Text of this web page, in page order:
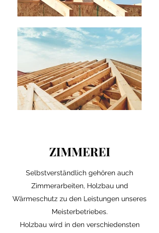
ZIMMEREI
Selbstverständlich gehören auch
Zimmerarbeiten, Holzbau und
Wärmeschutz zu den Leistungen unseres
Meisterbetriebes.
Holzbau wird in den verschiedensten